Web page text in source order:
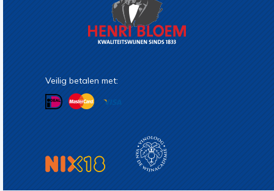
Veilig betalen met: